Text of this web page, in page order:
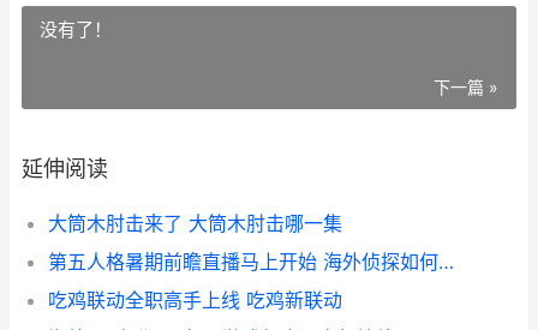
没有了！
下一篇 »
延伸阅读
大筒木肘击来了 大筒木肘击哪一集
第五人格暑期前瞻直播马上开始 海外侦探如何告别红网卡顿 第五人格暑期活动
吃鸡联动全职高手上线 吃鸡新联动